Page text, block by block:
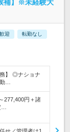
補】※未経験大
迎 転勤なし
務】 ◎ナショナ
…
277,400円＋諸